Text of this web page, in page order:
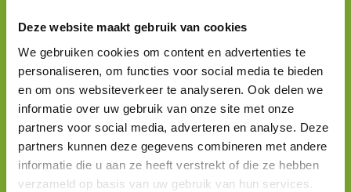
Deze website maakt gebruik van cookies
We gebruiken cookies om content en advertenties te
personaliseren, om functies voor social media te bieden
en om ons websiteverkeer te analyseren. Ook delen we
informatie over uw gebruik van onze site met onze
partners voor social media, adverteren en analyse. Deze
partners kunnen deze gegevens combineren met andere
informatie die u aan ze heeft verstrekt of die ze hebben
verzameld op basis van uw gebruik van hun services.
Floris helpt je graag
met zoeken!
Stuur mij een berichtje en ik help je jouw product uit te zoeken
en vertel je alles wat je moet weten.
Help mij kiezen
+31 344 23 44 64
info@flowbo.nl